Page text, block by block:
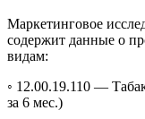
Маркетинговое
содержит данные о
видам:
◦ 12.00.19.110 —
за 6 мес.)